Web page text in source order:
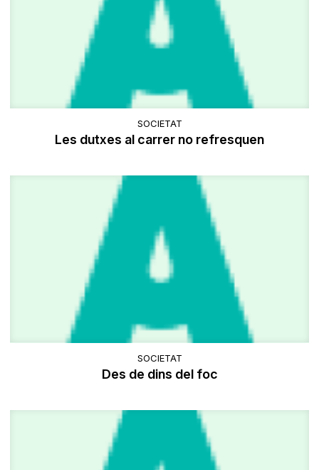
SOCIETAT
Les dutxes al carrer no refresquen
SOCIETAT
Des de dins del foc